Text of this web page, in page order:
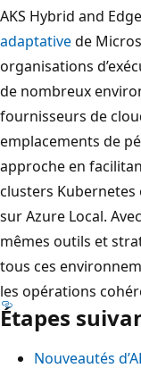
AKS Hybrid and
adaptativede
organisations
de nombreux
fournisseurs de
emplacements de
approche en
clusters Kubernetes
sur Azure Local.
mêmes outils et
tous ces
les opérations
Étapes
Nouveautés